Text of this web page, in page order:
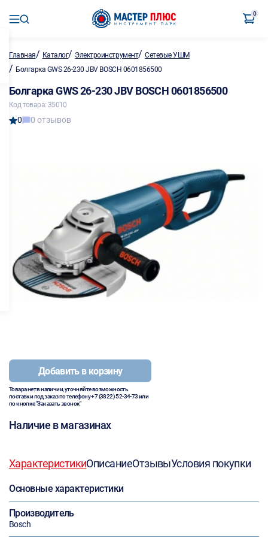
0
Главная/ Каталог/ Электроинструмент/Сетевые УШМ
/ Болгарка GWS 26-230 JBV BOSCH 0601856500
Болгарка GWS 26-230 JBV BOSCH 0601856500
Код товара: 35010
0 0 отзывов
Добавить в корзину
Товара нет в наличии, уточняйте возможность
поставки под заказ по телефону+7 (3822) 52-34-73или
по кнопке "Заказать звонок"
Наличие в магазинах
ХарактеристикиОписаниеОтзывыУсловия покупки
Основные характеристики
Производитель
Bosch